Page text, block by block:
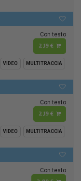
Con testo
2,19 €
VIDEO MULTITRACCIA
Con testo
2,19 €
VIDEO MULTITRACCIA
Con testo